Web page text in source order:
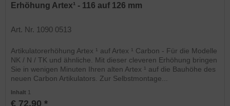
Erhöhung Artex¹ - 116 auf 126 mm
Art. Nr. 1090 0513
Artikulatorerhöhung Artex ¹ auf Artex ¹ Carbon - Für die Modelle
NK / N / TK und ähnliche. Mit dieser cleveren Erhöhung bringen
Sie in wenigen Minuten Ihren alten Artex ¹ auf die Bauhöhe des
neuen Carbon Artikulators. Zur Selbstmontage...
Inhalt 1
€ 72,90 *